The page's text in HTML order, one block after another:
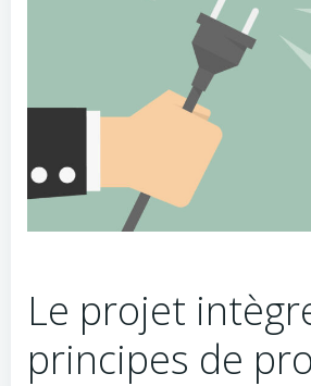
Le projet
principes de